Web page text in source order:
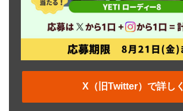
X（旧Twitter）で詳しく